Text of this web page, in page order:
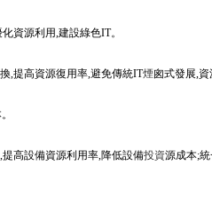
資源利用,建設綠色IT。
,提高資源復用率,避免傳統IT煙囪式發展,資
高設備資源利用率,降低設備投資源成本;